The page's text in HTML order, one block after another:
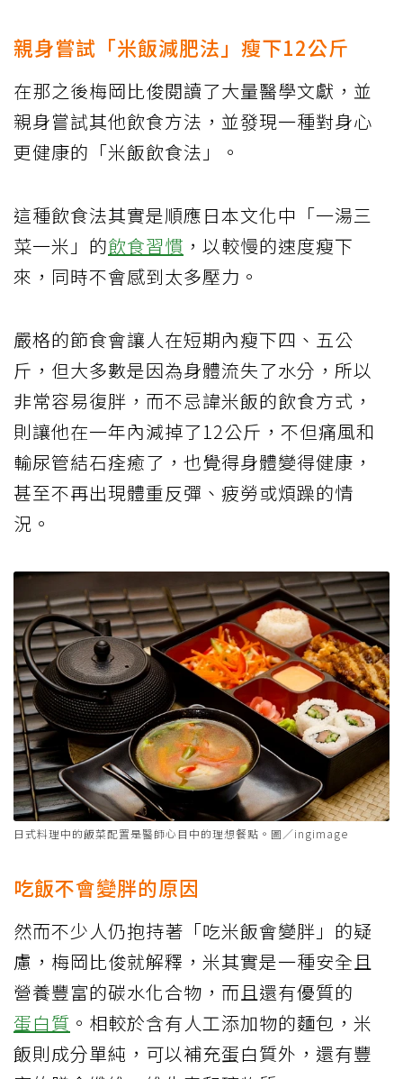
親身嘗試「米飯減肥法」瘦下12公斤
在那之後梅岡比俊閱讀了大量醫學文獻，並
親身嘗試其他飲食方法，並發現一種對身心
更健康的「米飯飲食法」。
這種飲食法其實是順應日本文化中「一湯三
菜一米」的飲食習慣 ，以較慢的速度瘦下
來，同時不會感到太多壓力。
嚴格的節食會讓人在短期內瘦下四、五公
斤，但大多數是因為身體流失了水分，所以
非常容易復胖，而不忌諱米飯的飲食方式，
則讓他在一年內減掉了12公斤，不但痛風和
輸尿管結石痊癒了，也覺得身體變得健康，
甚至不再出現體重反彈、疲勞或煩躁的情
況。
日式料理中的飯菜配置是醫師心目中的理想餐點。圖／ingimage
吃飯不會變胖的原因
然而不少人仍抱持著「吃米飯會變胖」的疑
慮，梅岡比俊就解釋，米其實是一種安全且
營養豐富的碳水化合物，而且還有優質的
蛋白質 。相較於含有人工添加物的麵包，米
飯則成分單純，可以補充蛋白質外，還有豐